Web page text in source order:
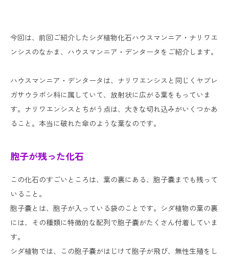
今回は、前回ご紹介したシダ植物化石ハウスマンニア・ナリワエ
ンシスのなかま、ハウスマンニア・デンタータをご紹介します。
ハウスマンニア・デンタータは、ナリワエンシスと同じくヤブレ
ガサウラボシ科に属していて、放射状に広がる葉をもっていま
す。ナリワエンシスとちがう点は、大きな切れ込みがいくつかあ
ること。本当に破れた傘のような葉なのです。
胞子が残った化石
この化石のすごいところは、葉の裏にある、胞子嚢までも残って
いること。
胞子嚢とは、胞子が入っている袋のことです。シダ植物の葉の裏
には、その種類に特徴的な配列で胞子嚢がたくさん付着していま
す。
シダ植物では、この胞子嚢がはじけて胞子が飛び、無性生殖をし